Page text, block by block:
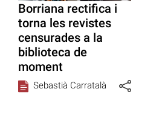
Borriana rectifica i
torna les revistes
censurades a la
biblioteca de
moment
Sebastià Carratalà